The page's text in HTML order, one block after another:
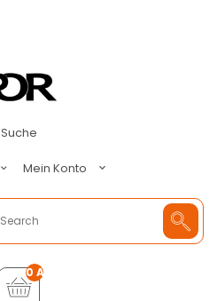
Suche
Mein Konto
0 Artikel - €0,00